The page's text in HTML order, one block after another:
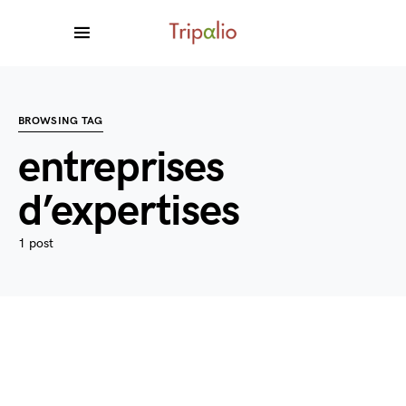
BROWSING TAG
entreprises
d’expertises
1 post